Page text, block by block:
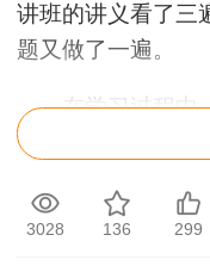
讲班的讲义看了三
题又做了一遍。
在学习过程中，
来，跟着达江老师
太多的不会。然
3028 136 299